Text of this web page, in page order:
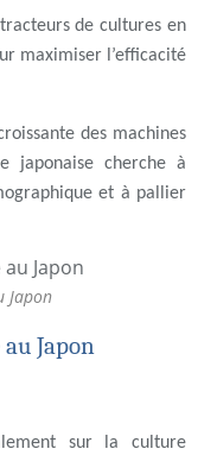
de cultures en
maximiser l’efficacité
des machines
japonaise cherche à
et à pallier
Japon
Japon
sur la culture